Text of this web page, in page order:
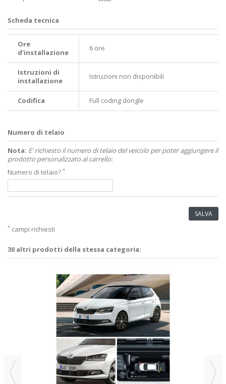
Scheda tecnica
Ore
d'installazione
6 ore
Istruzioni di
installazione
Istruzioni non disponibili
Codifica Full coding dongle
Numero di telaio
Nota: E' richiesto il numero di telaio del veicolo per poter aggiungere il
prodotto personalizzato al carrello:
Numero di telaio? *
SALVA
* campi richiesti
30 altri prodotti della stessa categoria: